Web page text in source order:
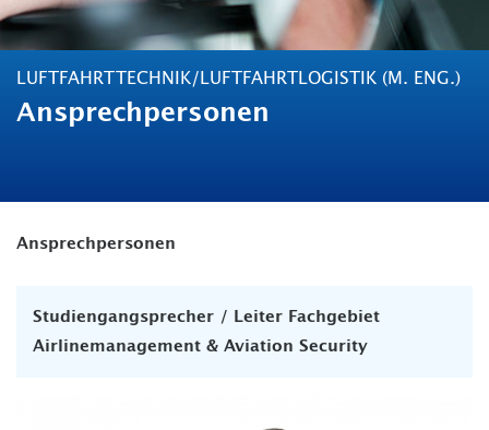
LUFTFAHRTTECHNIK/LUFTFAHRTLOGISTIK (M. ENG.)
Ansprechpersonen
Ansprechpersonen
Studiengangsprecher / Leiter Fachgebiet
Airlinemanagement & Aviation Security